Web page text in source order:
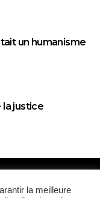
un humanisme
la justice
la meilleure